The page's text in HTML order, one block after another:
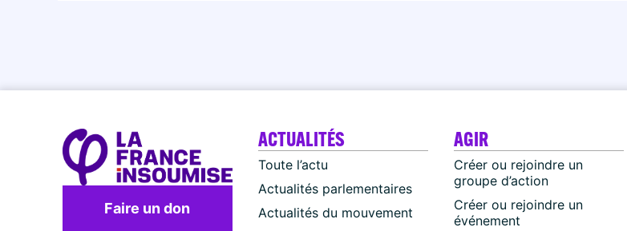
Faire un don
ACTUALITÉS
Toute l’actu
Actualités parlementaires
Actualités du mouvement
AGIR
Créer ou rejoindre un
groupe d’action
Créer ou rejoindre un
événement